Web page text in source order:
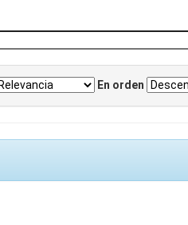
En orden